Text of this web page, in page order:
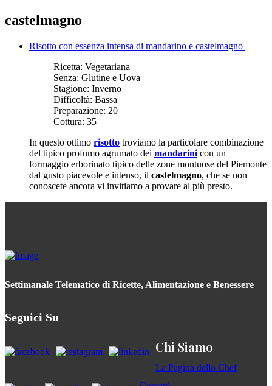
castelmagno
Risotto con essenza intensa di mandarino e castelmagno
Ricetta: Vegetariana
Senza: Glutine e Uova
Stagione: Inverno
Difficoltà: Bassa
Preparazione: 20
Cottura: 35
In questo ottimo risotto troviamo la particolare combinazione
del tipico profumo agrumato dei mandarini con un
formaggio erborinato tipico delle zone montuose del Piemonte
dal gusto piacevole e intenso, il castelmagno, che se non
conoscete ancora vi invitiamo a provare al più presto.
Settimanale Telematico di Ricette, Alimentazione e Benessere
Seguici Su
Chi Siamo
La Pagina dello Chef